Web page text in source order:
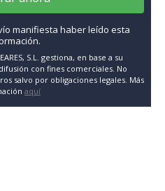
manifiesta haber leído esta
S.L. gestiona, en base a su
con fines comerciales. No
salvo por obligaciones legales. Más
aquí